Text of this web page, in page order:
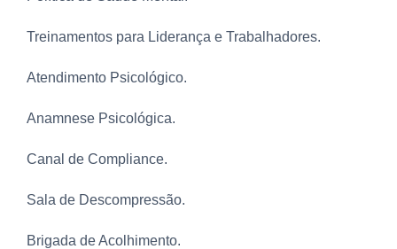
Treinamentos para Liderança e Trabalhadores.
Atendimento Psicológico.
Anamnese Psicológica.
Canal de Compliance.
Sala de Descompressão.
Brigada de Acolhimento.